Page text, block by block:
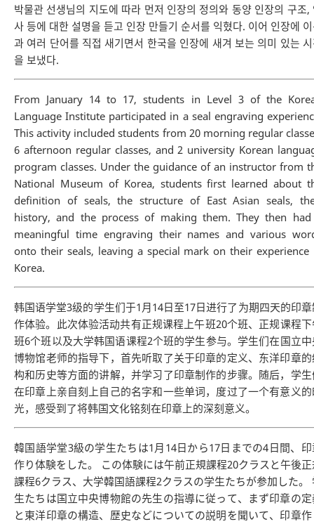
박물관 선생님의 지도에 따라 먼저 인장의 정의와 동양 인장의 구조,
사 등에 대한 설명을 듣고 인장 만들기 순서를 익혔다. 이어 인장에
과 여러 단어를 직접 새기면서 한국을 인장에 새겨 보는 의미 있는
을 보냈다.
From January 14 to 17, students in Level 3 of the
Language Institute participated in a seal engraving
This activity included students from 20 morning regular
6 afternoon regular classes, and 2 university Korean
program classes. Under the guidance of an instructor from
National Museum of Korea, students first learned about
definition of seals, the structure of East Asian seals,
history, and the process of making them. They then
meaningful time engraving their names and various
onto their seals, leaving a special mark on their experience
Korea.
韩国语学堂3级的学生们于1月14日至17日进行了为期四天的印
作体验。此次体验活动共有正规课程上午班20个班、正规课程
班6个班以及大学韩国语课程2个班的学生参与。学生们在国立
博物馆老师的指导下，首先听取了关于印章的定义、东洋印章
构和历史等方面的讲解，并学习了印章制作的步骤。随后，学
在印章上亲自刻上自己的名字和一些单词，度过了一个有意义
光，感受到了将韩国文化铭刻在印章上的深刻意义。
韓国語学堂3級の学生たちは1月14日から17日までの4日間、
作り体験をした。 この体験には午前正規課程20クラスと午後
課程6クラス、大学韓国語課程2クラスの学生たちが参加した。
生たちは国立中央博物館の先生の指導に従って、まず印章の
と東洋印章の構造、歴史などについての説明を聞いて、印章